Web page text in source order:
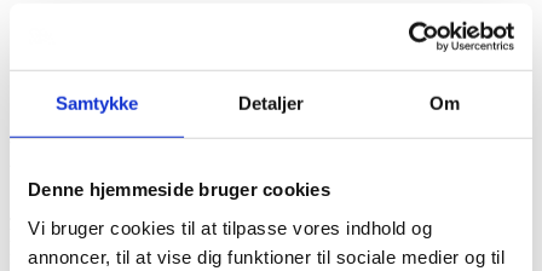
Samtykke Detaljer Om
Denne hjemmeside bruger cookies
Vi bruger cookies til at tilpasse vores indhold og
annoncer, til at vise dig funktioner til sociale medier og til
Efterår
Vinter
Kundeudtalelser efterår 2025
hver gang fået en professionel og kompetent behandling. Omsorgen
for mig og mine kære har hver gang været god. Mine/vores ønsker